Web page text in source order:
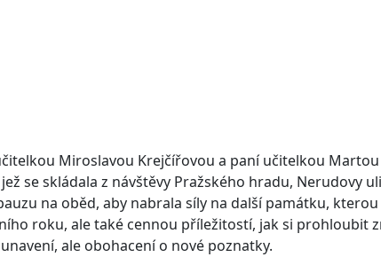
Miroslavou Krejčířovou a paní učitelkou
se skládala z návštěvy Pražského hradu, Nerudovy
na oběd, aby nabrala síly na další památku,
roku, ale také cennou příležitostí, jak si prohloubit
ale obohacení o nové poznatky.